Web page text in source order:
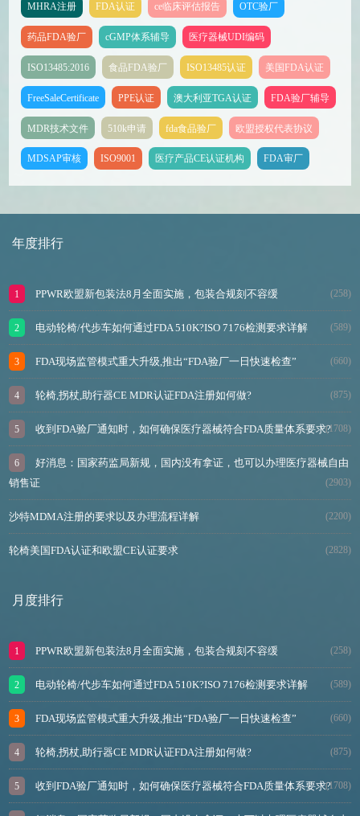
MHRA注册 FDA认证 ce临床评估报告 OTC验厂
药品FDA验厂 cGMP体系辅导 医疗器械UDI编码
ISO13485:2016 食品FDA验厂 ISO13485认证 美国FDA认证
FreeSaleCertificate PPE认证 澳大利亚TGA认证 FDA验厂辅导
MDR技术文件 510k申请 fda食品验厂 欧盟授权代表协议
MDSAP审核 ISO9001 医疗产品CE认证机构 FDA审厂
年度排行
PPWR欧盟新包装法8月全面实施，包装合规刻不容缓 (258)
电动轮椅/代步车如何通过FDA 510K?ISO 7176检测要求详解 (589)
FDA现场监管模式重大升级,推出“FDA验厂一日快速检查” (660)
轮椅,拐杖,助行器CE MDR认证FDA注册如何做? (875)
收到FDA验厂通知时，如何确保医疗器械符合FDA质量体系要求?(1708)
好消息：国家药监局新规，国内没有拿证，也可以办理医疗器械自由
销售证
(2903)
沙特MDMA注册的要求以及办理流程详解 (2200)
轮椅美国FDA认证和欧盟CE认证要求 (2828)
月度排行
PPWR欧盟新包装法8月全面实施，包装合规刻不容缓 (258)
电动轮椅/代步车如何通过FDA 510K?ISO 7176检测要求详解 (589)
FDA现场监管模式重大升级,推出“FDA验厂一日快速检查” (660)
轮椅,拐杖,助行器CE MDR认证FDA注册如何做? (875)
收到FDA验厂通知时，如何确保医疗器械符合FDA质量体系要求?(1708)